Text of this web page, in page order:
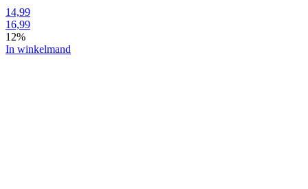
14,99
16,99
12%
In winkelmand